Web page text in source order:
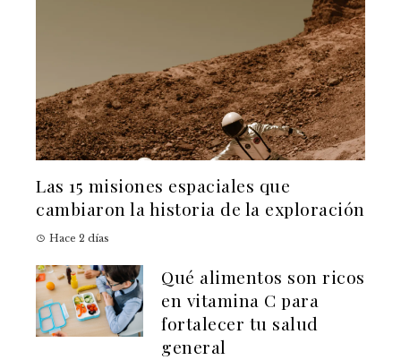
Las 15 misiones espaciales que
cambiaron la historia de la exploración
Hace 2 días
Qué alimentos son ricos
en vitamina C para
fortalecer tu salud
general